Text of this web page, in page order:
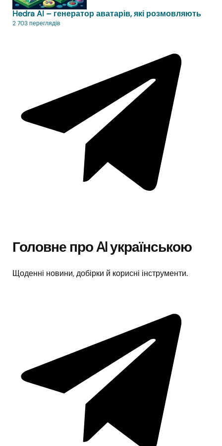
Hedra AI – генератор аватарів, які розмовляють
2 703 переглядів
Головне про AI українською
Щоденні новини, добірки й корисні інструменти.